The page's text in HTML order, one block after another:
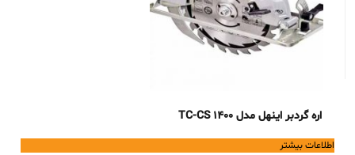
اره گردبر اینهل مدل TC-CS 1400
اطلاعات بیشتر